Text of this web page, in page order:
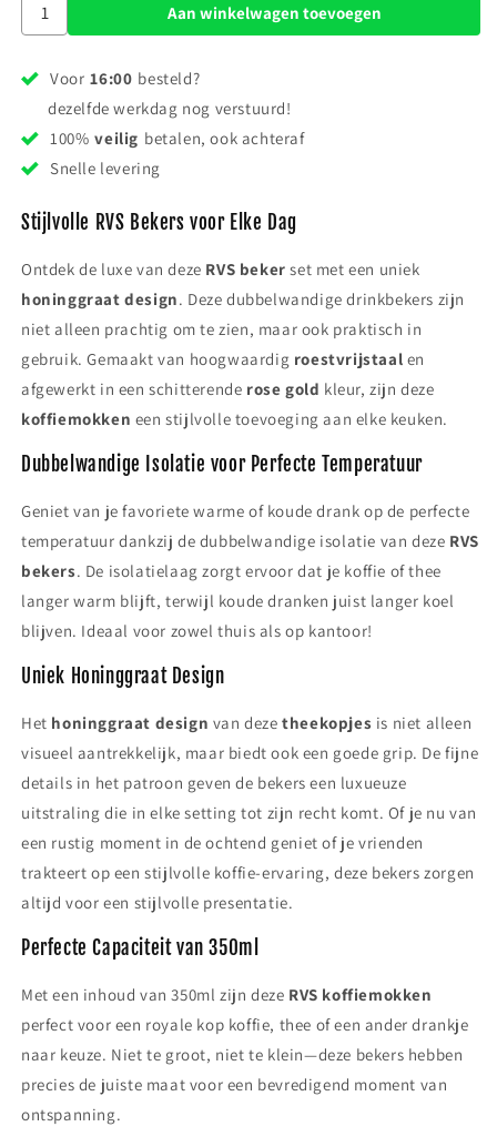
Aan winkelwagen toevoegen
Voor 16:00 besteld?
dezelfde werkdag nog verstuurd!
100% veilig betalen, ook achteraf
Snelle levering
Stijlvolle RVS Bekers voor Elke Dag
Ontdek de luxe van deze RVS beker set met een uniek
honinggraat design. Deze dubbelwandige drinkbekers zijn
niet alleen prachtig om te zien, maar ook praktisch in
gebruik. Gemaakt van hoogwaardig roestvrijstaal en
afgewerkt in een schitterende rose gold kleur, zijn deze
koffiemokken een stijlvolle toevoeging aan elke keuken.
Dubbelwandige Isolatie voor Perfecte Temperatuur
Geniet van je favoriete warme of koude drank op de perfecte
temperatuur dankzij de dubbelwandige isolatie van deze RVS
bekers. De isolatielaag zorgt ervoor dat je koffie of thee
langer warm blijft, terwijl koude dranken juist langer koel
blijven. Ideaal voor zowel thuis als op kantoor!
Uniek Honinggraat Design
Het honinggraat design van dezetheekopjes is niet alleen
visueel aantrekkelijk, maar biedt ook een goede grip. De fijne
details in het patroon geven de bekers een luxueuze
uitstraling die in elke setting tot zijn recht komt. Of je nu van
een rustig moment in de ochtend geniet of je vrienden
trakteert op een stijlvolle koffie-ervaring, deze bekers zorgen
altijd voor een stijlvolle presentatie.
Perfecte Capaciteit van 350ml
Met een inhoud van 350ml zijn deze RVS koffiemokken
perfect voor een royale kop koffie, thee of een ander drankje
naar keuze. Niet te groot, niet te klein—deze bekers hebben
precies de juiste maat voor een bevredigend moment van
ontspanning.